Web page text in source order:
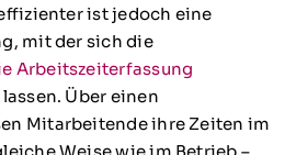
das System zum
ist jedoch eine
mit der sich die
Arbeitszeiterfassung
Über einen
Mitarbeitende ihre Zeiten im